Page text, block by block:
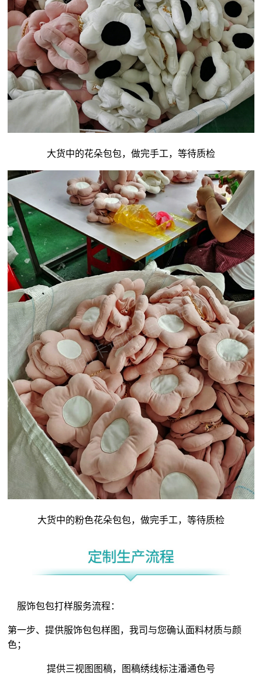
大货中的花朵包包，做完手工，等待质检
大货中的粉色花朵包包，做完手工，等待质检
服饰包包打样服务流程：
第一步、提供服饰包包样图，我司与您确认面料材质与颜
色；
提供三视图图稿，图稿绣线标注潘通色号